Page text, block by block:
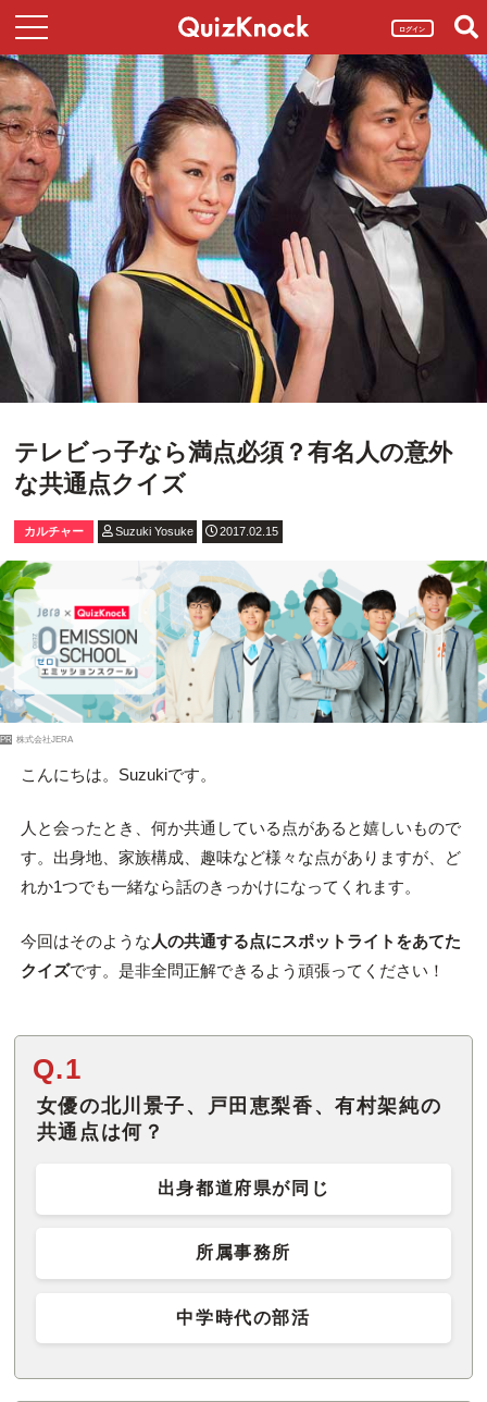
ログイン
テレビっ子なら満点必須？有名人の意外
な共通点クイズ
カルチャー Suzuki Yosuke 2017.02.15
PR 株式会社JERA
こんにちは。Suzukiです。
人と会ったとき、何か共通している点があると嬉しいもので
す。出身地、家族構成、趣味など様々な点がありますが、ど
れか1つでも一緒なら話のきっかけになってくれます。
今回はそのような 人の共通する点にスポットライトをあてた
クイズです。是非全問正解できるよう頑張ってください！
Q.1
女優の北川景子、戸田恵梨香、有村架純の
共通点は何？
出身都道府県が同じ
所属事務所
中学時代の部活